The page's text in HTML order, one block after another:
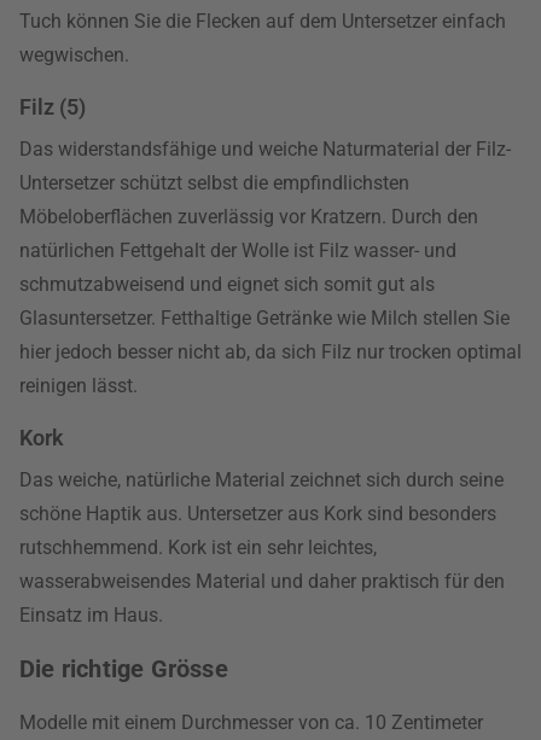
Tuch können Sie die Flecken auf dem Untersetzer einfach
wegwischen.
Filz (5)
Das widerstandsfähige und weiche Naturmaterial der Filz-
Untersetzer schützt selbst die empfindlichsten
Möbeloberflächen zuverlässig vor Kratzern. Durch den
natürlichen Fettgehalt der Wolle ist Filz wasser- und
schmutzabweisend und eignet sich somit gut als
Glasuntersetzer. Fetthaltige Getränke wie Milch stellen Sie
hier jedoch besser nicht ab, da sich Filz nur trocken optimal
reinigen lässt.
Kork
Das weiche, natürliche Material zeichnet sich durch seine
schöne Haptik aus. Untersetzer aus Kork sind besonders
rutschhemmend. Kork ist ein sehr leichtes,
wasserabweisendes Material und daher praktisch für den
Einsatz im Haus.
Die richtige Grösse
Modelle mit einem Durchmesser von ca. 10 Zentimeter